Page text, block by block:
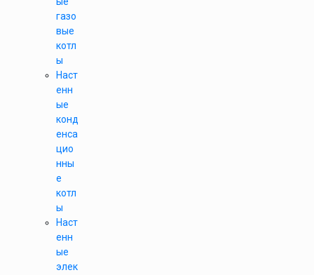
газо
вые
котл
ы
Наст
енн
ые
конд
енса
цио
нны
е
котл
ы
Наст
енн
ые
элек